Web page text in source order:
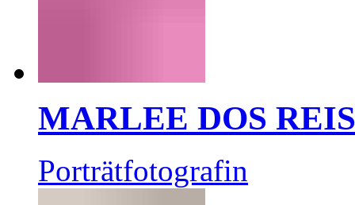
MARLEE DOS REIS
Porträtfotografin